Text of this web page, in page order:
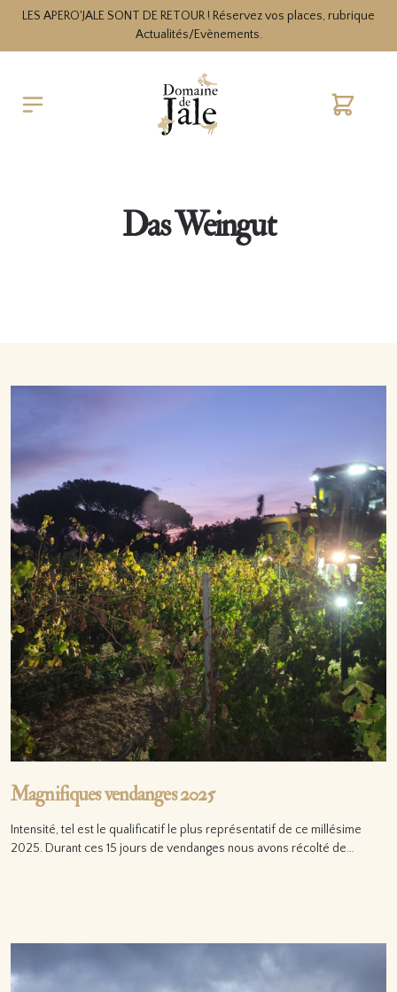
LES APERO'JALE SONT DE RETOUR ! Réservez vos places, rubrique
Actualités/Evènements.
Das Weingut
Magnifiques vendanges 2025
Intensité, tel est le qualificatif le plus représentatif de ce millésime
2025. Durant ces 15 jours de vendanges nous avons récolté de…